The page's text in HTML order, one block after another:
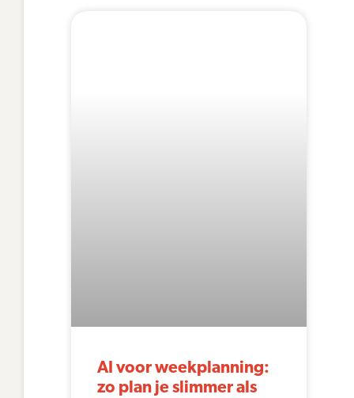
AI voor weekplanning:
zo plan je slimmer als